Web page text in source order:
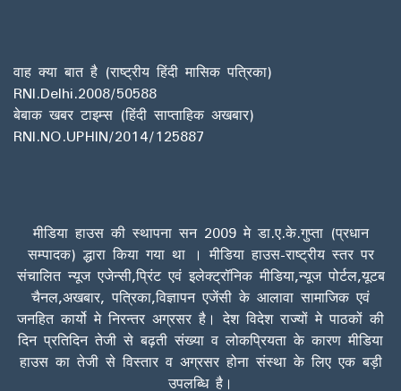
वाह क्या बात है (राष्ट्रीय हिंदी मासिक पत्रिका)
RNI.Delhi.2008/50588
बेबाक खबर टाइम्स (हिंदी साप्ताहिक अखबार)
RNI.NO.UPHIN/2014/125887
मीडिया हाउस की स्थापना सन 2009 मे डा.ए.के.गुप्ता (प्रधान
सम्पादक) द्धारा किया गया था । मीडिया हाउस-राष्ट्रीय स्तर पर
संचालित न्यूज एजेन्सी,प्रिंट एवं इलेक्ट्रॉनिक मीडिया,न्यूज पोर्टल,यूटब
चैनल,अखबार, पत्रिका,विज्ञापन एजेंसी के आलावा सामाजिक एवं
जनहित कार्यो मे निरन्तर अग्रसर है। देश विदेश राज्यों मे पाठकों की
दिन प्रतिदिन तेजी से बढ़ती संख्या व लोकप्रियता के कारण मीडिया
हाउस का तेजी से विस्तार व अग्रसर होना संस्था के लिए एक बड़ी
उपलब्धि है।